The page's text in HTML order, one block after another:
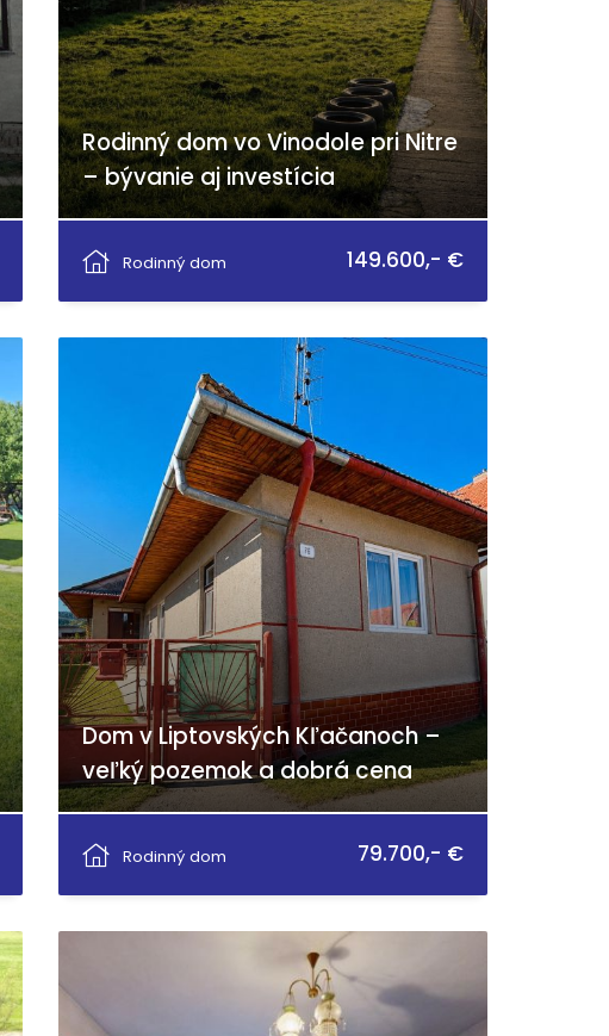
Rodinný dom vo Vinodole pri Nitre
– bývanie aj investícia
Rodinný dom
149.600,- €
Dom v Liptovských Kľačanoch –
veľký pozemok a dobrá cena
Rodinný dom
79.700,- €